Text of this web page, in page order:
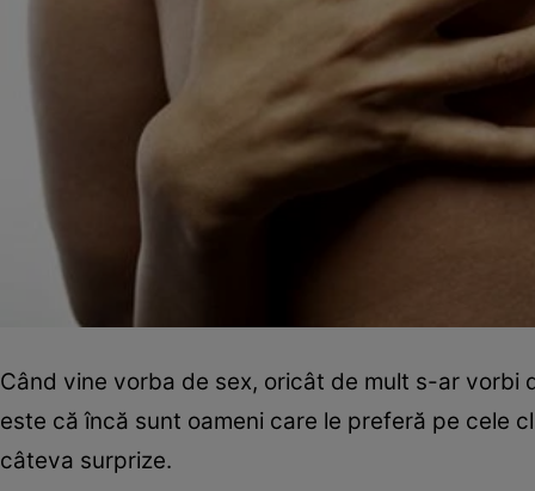
Când vine vorba de sex, oricât de mult s-ar vorbi
este că încă sunt oameni care le preferă pe cele
câteva surprize.